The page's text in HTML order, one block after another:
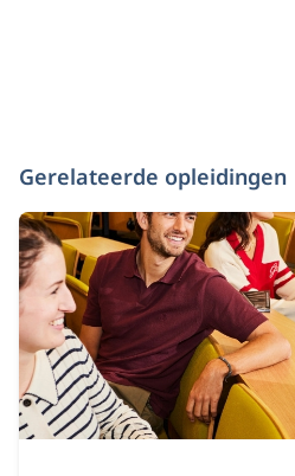
Gerelateerde opleidingen